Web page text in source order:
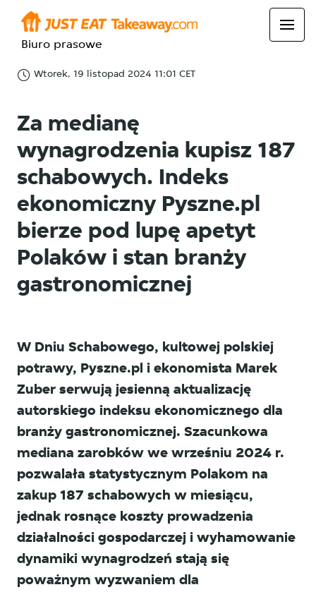
Biuro prasowe
Wtorek, 19 listopad 2024 11:01 CET
Za medianę
wynagrodzenia kupisz 187
schabowych. Indeks
ekonomiczny Pyszne.pl
bierze pod lupę apetyt
Polaków i stan branży
gastronomicznej
W Dniu Schabowego, kultowej polskiej
potrawy, Pyszne.pl i ekonomista Marek
Zuber serwują jesienną aktualizację
autorskiego indeksu ekonomicznego dla
branży gastronomicznej. Szacunkowa
mediana zarobków we wrześniu 2024 r.
pozwalała statystycznym Polakom na
zakup 187 schabowych w miesiącu,
jednak rosnące koszty prowadzenia
działalności gospodarczej i wyhamowanie
dynamiki wynagrodzeń stają się
poważnym wyzwaniem dla